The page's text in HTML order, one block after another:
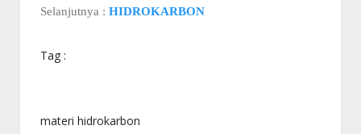
Selanjutnya : HIDROKARBON
Tag :
materi hidrokarbon